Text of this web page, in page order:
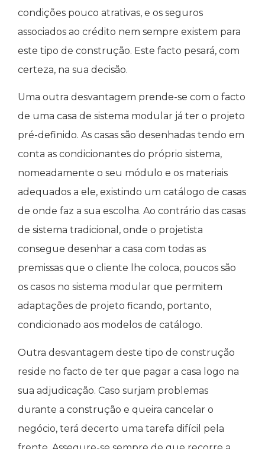
condições pouco atrativas, e os seguros
associados ao crédito nem sempre existem para
este tipo de construção. Este facto pesará, com
certeza, na sua decisão.
Uma outra desvantagem prende-se com o facto
de uma casa de sistema modular já ter o projeto
pré-definido. As casas são desenhadas tendo em
conta as condicionantes do próprio sistema,
nomeadamente o seu módulo e os materiais
adequados a ele, existindo um catálogo de casas
de onde faz a sua escolha. Ao contrário das casas
de sistema tradicional, onde o projetista
consegue desenhar a casa com todas as
premissas que o cliente lhe coloca, poucos são
os casos no sistema modular que permitem
adaptações de projeto ficando, portanto,
condicionado aos modelos de catálogo.
Outra desvantagem deste tipo de construção
reside no facto de ter que pagar a casa logo na
sua adjudicação. Caso surjam problemas
durante a construção e queira cancelar o
negócio, terá decerto uma tarefa difícil pela